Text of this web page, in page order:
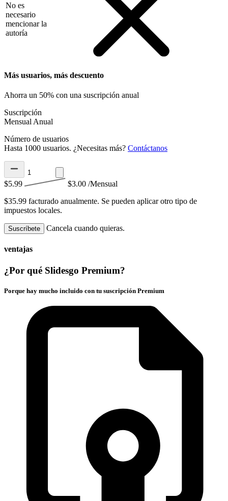
No es
necesario
mencionar la
autoría
Más usuarios, más descuento
Ahorra un 50% con una suscripción anual
Suscripción
Mensual Anual
Número de usuarios
Hasta 1000 usuarios. ¿Necesitas más? Contáctanos
$5.99 $3.00 /Mensual
$35.99 facturado anualmente. Se pueden aplicar otro tipo de
impuestos locales.
Suscríbete Cancela cuando quieras.
ventajas
¿Por qué Slidesgo Premium?
Porque hay mucho incluido con tu suscripción Premium